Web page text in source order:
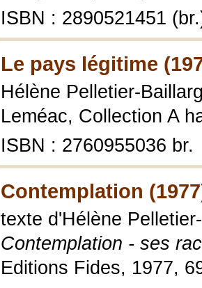
ISBN : 2890521451
Le pays légitime
Hélène Pelletier-
Leméac, Collection A
ISBN : 2760955036 br.
Contemplation
texte d'Hélène
Contemplation - ses
Editions Fides, 1977,